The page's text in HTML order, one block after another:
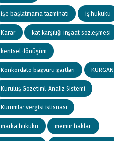
işe başlatmama tazminatı iş hukuku
Karar kat karşılığı inşaat sözleşmesi
kentsel dönüşüm
Konkordato başvuru şartları KURGAN
Kuruluş Gözetimli Analiz Sistemi
Kurumlar vergisi istisnası
marka hukuku memur hakları